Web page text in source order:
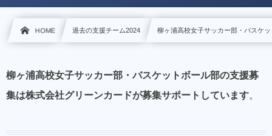
HOME 過去の支援チーム2024 柳ヶ浦高校女子サッカー部・バスケ
柳ヶ浦高校女子サッカー部・バスケットボール部の支援募
集は株式会社グリーンカードが募集サポートしています。